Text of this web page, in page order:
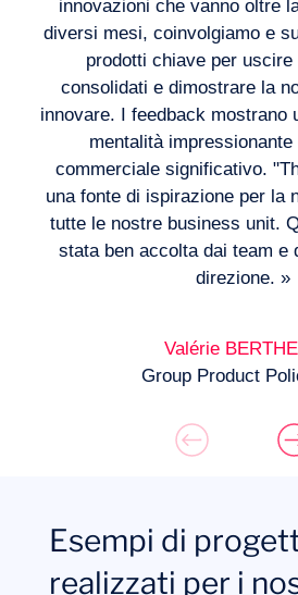
innovazioni che vanno oltre
diversi mesi, coinvolgiamo e
prodotti chiave per uscire
consolidati e dimostrare la
innovare. I feedback mostrano
mentalità
commerciale significativo.
una fonte di ispirazione per la
tutte le nostre business unit.
stata ben accolta dai team e
direzione. »
Valérie
Group Product
Esempi di
realizzati per i